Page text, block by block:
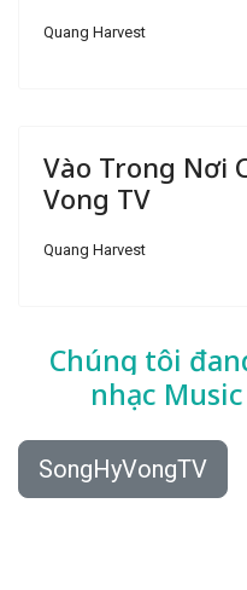
Quang Harvest
Vào Trong Nơi
Vong TV
Quang Harvest
Chúng tôi
nhạc
SongHyVongTV